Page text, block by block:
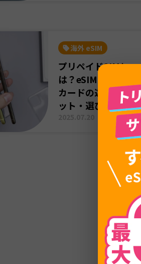
海外 eSIM
プリペイドSIMと
は？eSIM・物理SIM
カードの違いやメリ
ット・選び方を解説